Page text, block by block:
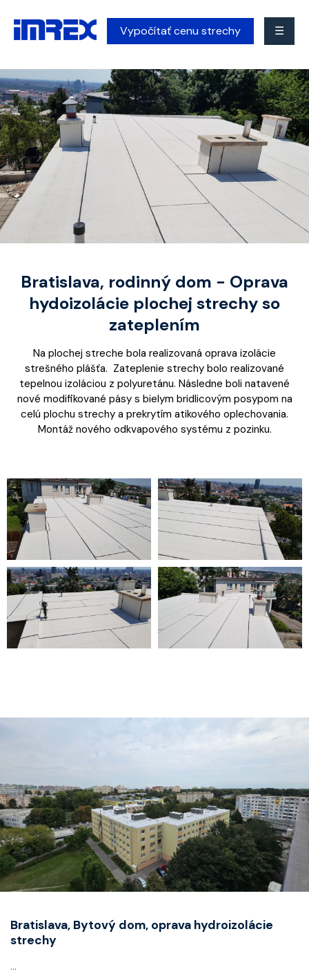
Vypočítať cenu strechy ☰
Bratislava, rodinný dom - Oprava
hydoizolácie plochej strechy so
zateplením
Na plochej streche bola realizovaná oprava izolácie
strešného plášťa. Zateplenie strechy bolo realizované
tepelnou izoláciou z polyuretánu. Následne boli natavené
nové modifikované pásy s bielym bridlicovým posypom na
celú plochu strechy a prekrytím atikového oplechovania.
Montáž nového odkvapového systému z pozinku.
Bratislava, Bytový dom, oprava hydroizolácie
strechy
...